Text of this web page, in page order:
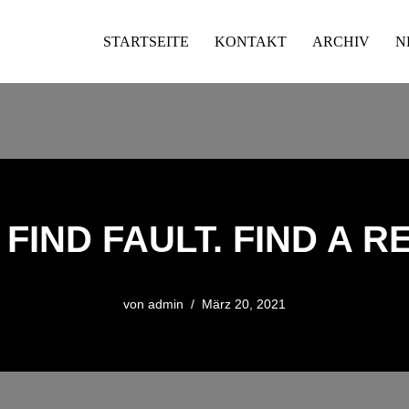
STARTSEITE KONTAKT ARCHIV
FIND FAULT. FIND A
von admin März 20, 2021